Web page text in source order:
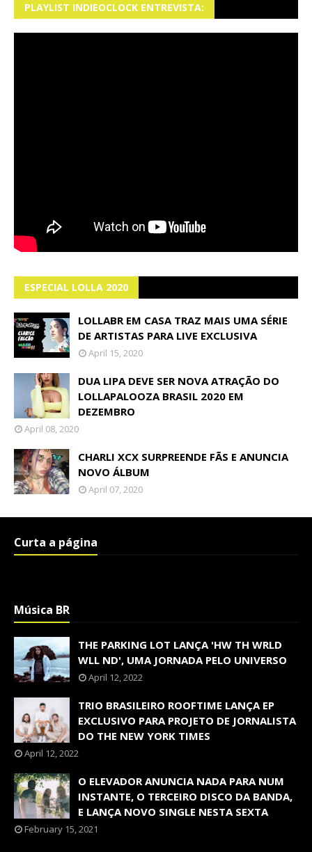
PLAYLIST INDIEOCLOCK ENTREVISTA:
ESPECIAL LOLLA 2020
LOLLABR EM CASA TRAZ MAIS UMA SÉRIE
DE ARTISTAS PARA LIVE EXCLUSIVA
April 15, 2020
DUA LIPA DEVE SER NOVA ATRAÇÃO DO
LOLLAPALOOZA BRASIL 2020 EM
DEZEMBRO
April 08, 2020
CHARLI XCX SURPREENDE FÃS E ANUNCIA
NOVO ÁLBUM
April 07, 2020
Curta a página
Música BR
THE PARKING LOT LANÇA 'HW TH WRLD
WLL ND', UMA JORNADA PELO UNIVERSO
April 12, 2022
TRIO BRASILEIRO ROOFTIME LANÇA EP
EXCLUSIVO PARA PROJETO DE JORNALISTA
DO THE NEW YORK TIMES
April 12, 2022
O ELEVADOR ANUNCIA NADA PARA NUM
INSTANTE, O TERCEIRO DISCO DA BANDA,
E LANÇA NOVO SINGLE NESTA SEXTA
February 15, 2021